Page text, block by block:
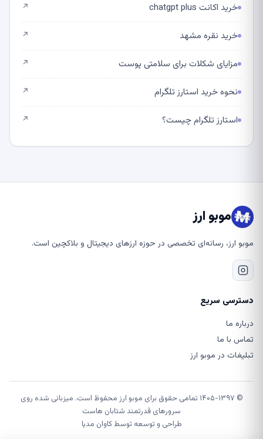
خرید اکانت chatgpt plus ↗
خرید نقره مشهد ↗
مزایای شکلات برای سلامتی پوست ↗
نحوه خرید استارز تلگرام ↗
استارز تلگرام چیست؟ ↗
موبو ارز
موبو ارز، رسانه‌ای تخصصی در حوزه ارزهای دیجیتال و بلاکچین است.
دسترسی سریع
درباره ما
تماس با ما
تبلیغات در موبو ارز
© ۱۴۰۵-۱۳۹۷ تمامی حقوق برای موبو ارز محفوظ است. میزبانی شده روی
سرورهای قدرتمند شتابان هاست
طراحی و توسعه توسطکاوان مدیا